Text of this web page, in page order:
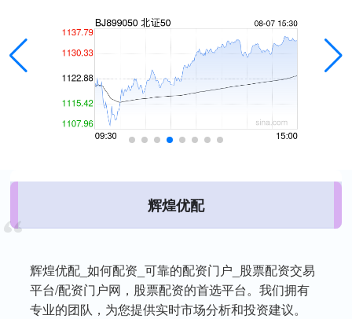
辉煌优配
辉煌优配_如何配资_可靠的配资门户_股票配资交易
平台/配资门户网，股票配资的首选平台。我们拥有
专业的团队，为您提供实时市场分析和投资建议。